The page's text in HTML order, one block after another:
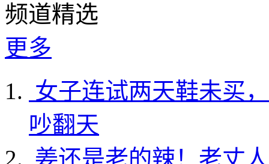
频道精选
更多
女子连试两天鞋未买
吵翻天
姜还是老的辣！老丈